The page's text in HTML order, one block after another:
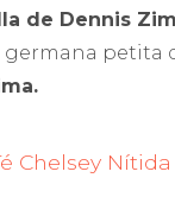
de Dennis
germana petita
Chelsey Nítida